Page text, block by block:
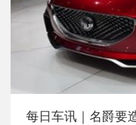
每日车讯｜名爵要